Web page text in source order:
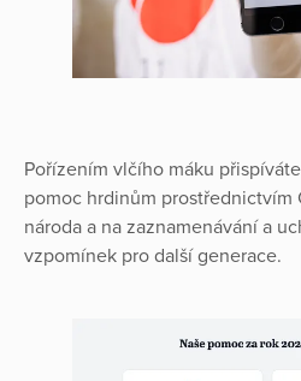
Pořízením vlčího máku
pomoc hrdinům prostřednictvím
národa a na zaznamenávání a
vzpomínek pro další generace.